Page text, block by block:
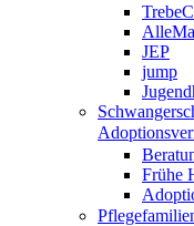
JEP
jump
Frühe